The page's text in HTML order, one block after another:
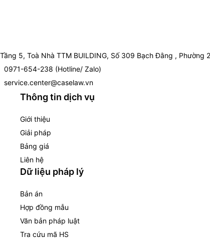
Tầng 5, Toà Nhà TTM BUILDING, Số 309 Bạch Đằng , Phường
0971-654-238 (Hotline/ Zalo)
service.center@caselaw.vn
Thông tin dịch vụ
Giới thiệu
Giải pháp
Bảng giá
Liên hệ
Dữ liệu pháp lý
Bản án
Hợp đồng mẫu
Văn bản pháp luật
Tra cứu mã HS